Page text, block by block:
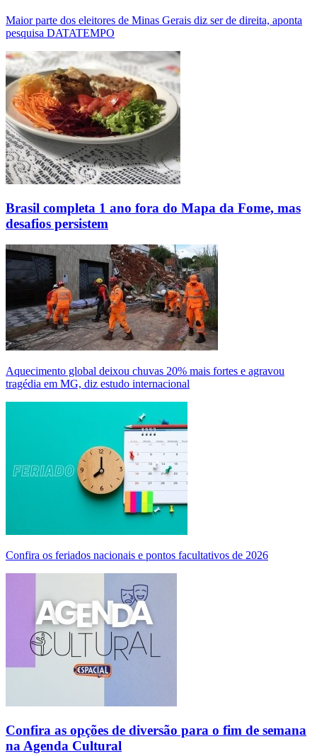
Maior parte dos eleitores de Minas Gerais diz ser de direita, aponta
pesquisa DATATEMPO
Brasil completa 1 ano fora do Mapa da Fome, mas
desafios persistem
Aquecimento global deixou chuvas 20% mais fortes e agravou
tragédia em MG, diz estudo internacional
Confira os feriados nacionais e pontos facultativos de 2026
Confira as opções de diversão para o fim de semana
na Agenda Cultural